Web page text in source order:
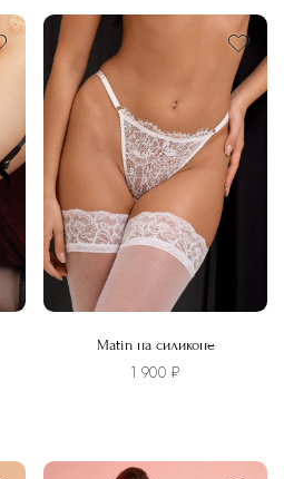
имеет
несколько
вариаций.
Опции
можно
выбрать
на
странице
товара.
Matin на силиконе
1 900 ₽
товар